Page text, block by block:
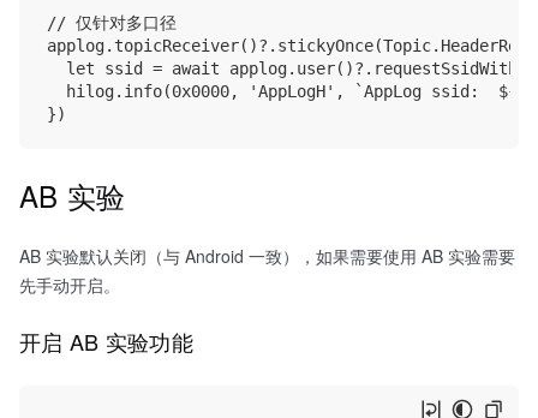
// 仅针对多口径
let ssid = await
hilog.info(0x0000, 'AppLogH', `AppLog ssid:
AB 实验
AB 实验默认关闭（与 Android 一致），如果需要使用 AB 实验需要
先手动开启。
开启 AB 实验功能